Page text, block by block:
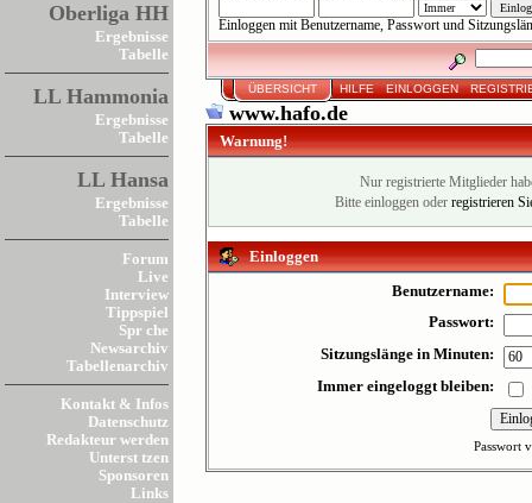
Oberliga HH
Ergebnisse
Tabelle
LL Hammonia
Ergebnisse
Tabelle
LL Hansa
Ergebnisse
Tabelle
Forum
Live
Interview
Tippspiel
Spr che
Newsarchiv
Tabellenarchiv
Kontakt & Infos
Datenschutz
Redakteur werden
Unterst tzen
Sponsoren
Links
Einloggen mit Benutzername, Passwort und
ÜBERSICHT HILFE EINLOGGEN
www.hafo.de
Warnung!
Nur registrierte Mitglieder
Bitte einloggen oder registrieren
Einloggen
Benutzername:
Passwort:
Sitzungslänge in Minuten:
Immer eingeloggt bleiben:
Passwort